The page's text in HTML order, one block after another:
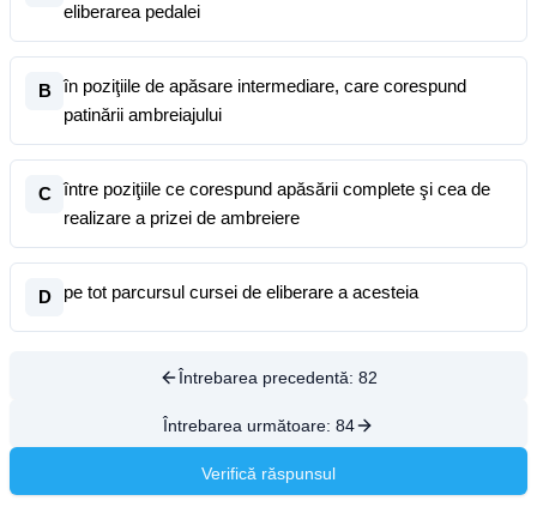
eliberarea pedalei
B
în poziţiile de apăsare intermediare, care corespund
patinării ambreiajului
C
între poziţiile ce corespund apăsării complete şi cea de
realizare a prizei de ambreiere
D pe tot parcursul cursei de eliberare a acesteia
Întrebarea precedentă: 82
Întrebarea următoare: 84
Verifică răspunsul